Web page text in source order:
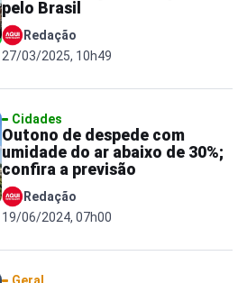
pelo Brasil
Redação
27/03/2025, 10h49
Cidades
Outono de despede com
umidade do ar abaixo de 30%;
confira a previsão
Redação
19/06/2024, 07h00